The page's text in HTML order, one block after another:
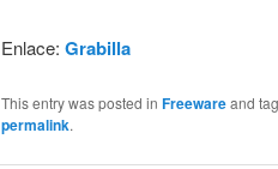
Enlace:Grabilla
This entry was posted inFreewareand
permalink.